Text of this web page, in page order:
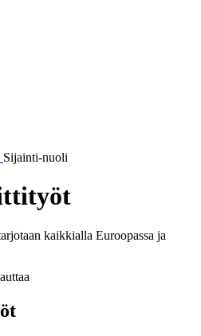
Sijainti-nuoli
kaikkialla Euroopassa ja